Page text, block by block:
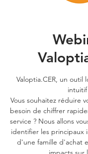
Valoptia.CER, un outil
Vous souhaitez réduire
besoin de chiffrer
service ? Nous allons
identifier les principaux
d'une famille d'achat